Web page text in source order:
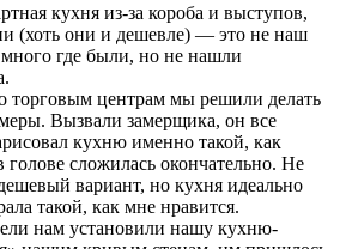
кухня из-за короба и выступов,
(хоть они и дешевле) — это не наш
где были, но не нашли
торговым центрам мы решили делать
Вызвали замерщика, он все
кухню именно такой, как
голове сложилась окончательно. Не
вариант, но кухня идеально
такой, как мне нравится.
нам установили нашу кухню-